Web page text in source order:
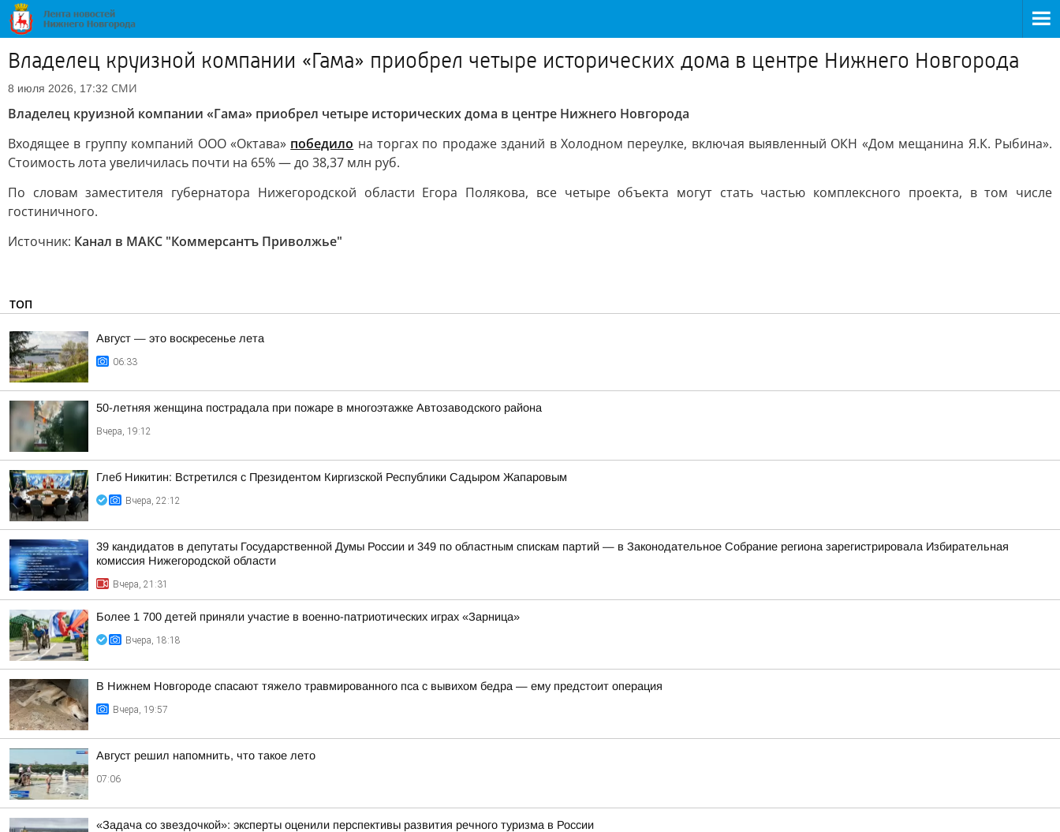
Владелец круизной компании «Гама» приобрел четыре исторических дома в центре Нижнего Новгорода
8 июля 2026, 17:32 СМИ
Владелец круизной компании «Гама» приобрел четыре исторических дома в центре Нижнего Новгорода
Входящее в группу компаний ООО «Октава» победило на торгах по продаже зданий в Холодном переулке, включая выявленный ОКН «Дом мещанина Я.К. Рыбина».
Стоимость лота увеличилась почти на 65% — до 38,37 млн руб.
По словам заместителя губернатора Нижегородской области Егора Полякова, все четыре объекта могут стать частью комплексного проекта, в том числе
гостиничного.
Источник: Канал в МАКС "Коммерсантъ Приволжье"
ТОП
Август — это воскресенье лета
06:33
50-летняя женщина пострадала при пожаре в многоэтажке Автозаводского района
Вчера, 19:12
Глеб Никитин: Встретился с Президентом Киргизской Республики Садыром Жапаровым
Вчера, 22:12
39 кандидатов в депутаты Государственной Думы России и 349 по областным спискам партий — в Законодательное Собрание региона зарегистрировала Избирательная
комиссия Нижегородской области
Вчера, 21:31
Более 1 700 детей приняли участие в военно-патриотических играх «Зарница»
Вчера, 18:18
В Нижнем Новгороде спасают тяжело травмированного пса с вывихом бедра — ему предстоит операция
Вчера, 19:57
Август решил напомнить, что такое лето
07:06
«Задача со звездочкой»: эксперты оценили перспективы развития речного туризма в России